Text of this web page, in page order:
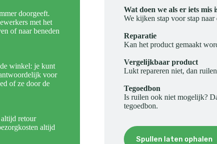
doorgeeft.
met het
of naar beneden
winkel: je kunt
voor
of ze door de
retour
altijd
Wat doen we als er iets mis
We kijken stap voor stap naar
Reparatie
Kan het product gemaakt
Vergelijkbaar product
Lukt repareren niet, dan
Tegoedbon
Is ruilen ook niet mogelijk?
tegoedbon.
Spullen laten ophalen